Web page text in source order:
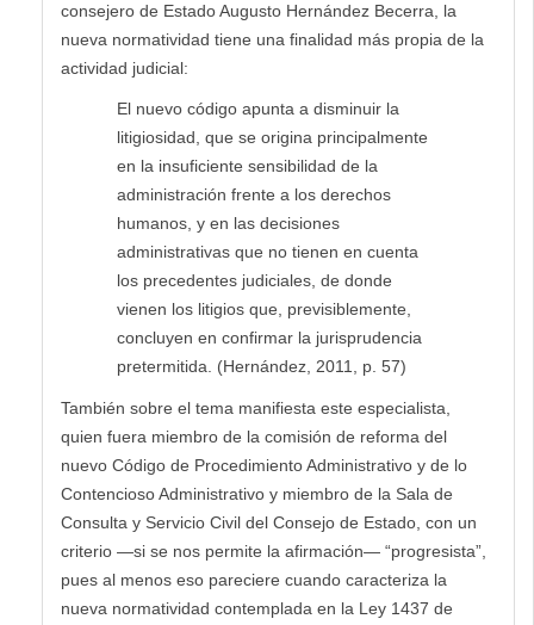
consejero de Estado Augusto Hernández Becerra, la
nueva normatividad tiene una finalidad más propia de la
actividad judicial:
El nuevo código apunta a disminuir la
litigiosidad, que se origina principalmente
en la insuficiente sensibilidad de la
administración frente a los derechos
humanos, y en las decisiones
administrativas que no tienen en cuenta
los precedentes judiciales, de donde
vienen los litigios que, previsiblemente,
concluyen en confirmar la jurisprudencia
pretermitida. (Hernández, 2011, p. 57)
También sobre el tema manifiesta este especialista,
quien fuera miembro de la comisión de reforma del
nuevo Código de Procedimiento Administrativo y de lo
Contencioso Administrativo y miembro de la Sala de
Consulta y Servicio Civil del Consejo de Estado, con un
criterio —si se nos permite la afirmación— “progresista”,
pues al menos eso pareciere cuando caracteriza la
nueva normatividad contemplada en la Ley 1437 de